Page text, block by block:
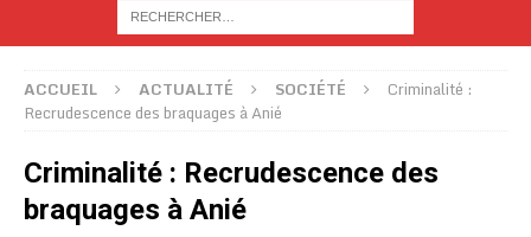
ACCUEIL ACTUALITÉ SOCIÉTÉ
Criminalité :
Recrudescence des braquages à Anié
Criminalité : Recrudescence des
braquages à Anié